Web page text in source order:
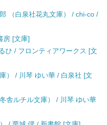
（白泉社花丸文庫） / chi-co /
房 [文庫]
ひ / フロンティアワークス [文
） / 川琴 ゆい華 / 白泉社 [文
舎ルチル文庫） / 川琴 ゆい華